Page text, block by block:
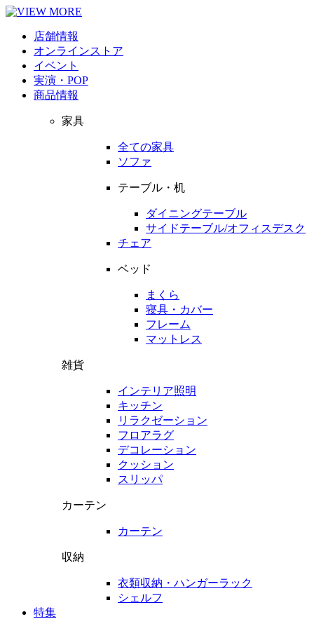
店舗情報
オンラインストア
イベント
実演・POP
商品情報
家具
全ての家具
ソファ
テーブル・机
ダイニングテーブル
サイドテーブル/オフィスデスク
チェア
ベッド
まくら
寝具・カバー
フレーム
マットレス
雑貨
インテリア照明
キッチン
リラクゼーション
フロアラグ
デコレーション
クッション
スリッパ
カーテン
カーテン
収納
衣類収納・ハンガーラック
シェルフ
特集